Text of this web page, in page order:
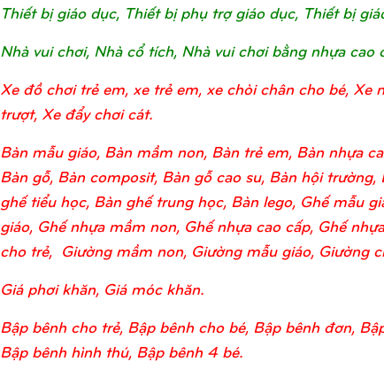
Thiết bị giáo dục, Thiết bị phụ trợ giáo dục, Thiết bị
Nhà vui chơi, Nhà cổ tích, Nhà vui chơi bằng nhựa cao
Xe đồ chơi trẻ em, xe trẻ em, xe chòi chân cho bé, Xe
trượt, Xe đẩy chơi cát.
Bàn mẫu giáo, Bàn mầm non, Bàn trẻ em, Bàn nhựa
Bàn gỗ, Bàn composit, Bàn gỗ cao su, Bàn hội
ghế tiểu học, Bàn ghế trung học, Bàn lego, Ghế mẫu
giáo, Ghế nhựa mầm non, Ghế nhựa cao cấp, Ghế
cho trẻ, Giường mầm non, Giường mẫu giáo, Giường
Giá phơi khăn, Giá móc khăn.
Bập bênh cho trẻ, Bập bênh cho bé, Bập bênh đơn,
Bập bênh hình thú, Bập bênh 4 bé.